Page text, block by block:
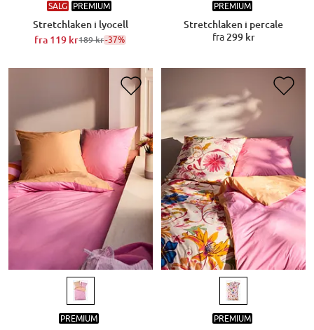
SALG PREMIUM
Stretchlaken i lyocell
fra 119 kr189 kr-37%
PREMIUM
Stretchlaken i percale
fra 299 kr
PREMIUM PREMIUM